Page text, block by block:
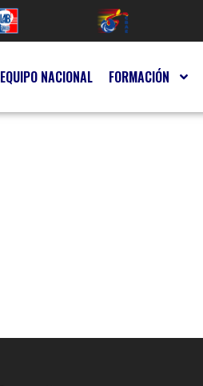
EQUIPO NACIONAL FORMACIÓN